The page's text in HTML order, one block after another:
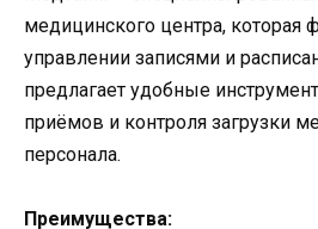
медицинского центра, которая
управлении записями и
предлагает удобные
приёмов и контроля загрузки
персонала.
Преимущества: